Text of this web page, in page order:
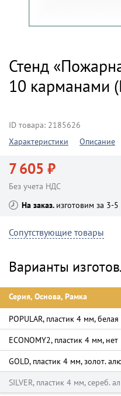
Стенд
10 карманами
ID товара: 2185626
Характеристики
Описание
7 605 ₽
Без учета НДС
На заказ изготовим за 3-
Сопутствующие товары
Варианты
Серия, Основа, Рамка
POPULAR, пластик 4 мм,
ECONOMY2, пластик 4 мм, нет
GOLD, пластик 4 мм, золот.
SILVER, пластик 4 мм, сереб.